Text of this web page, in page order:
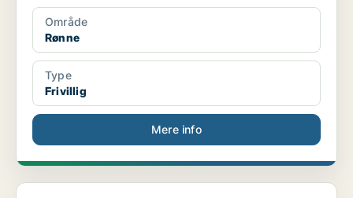
Område
Rønne
Type
Frivillig
Mere info
Vikarstilling: Tilkalder vikar på Lunden 1